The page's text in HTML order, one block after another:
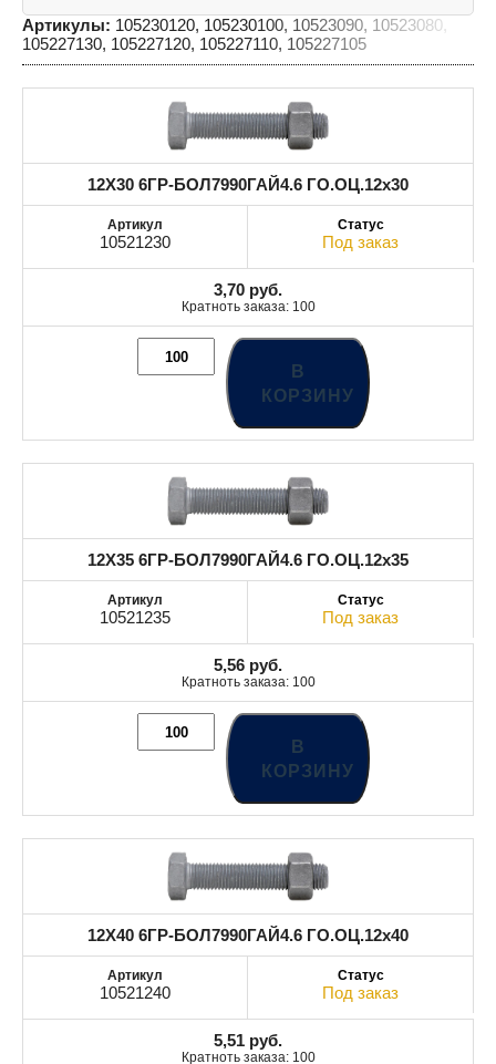
Артикулы: 105230120, 105230100, 10523090, 10523080,
105227130, 105227120, 105227110, 105227105
12X30 6ГР-БОЛ7990ГАЙ4.6 ГО.ОЦ.12x30
10521230 Под заказ
3,70 руб.
Кратноть заказа: 100
В
КОРЗИНУ
12X35 6ГР-БОЛ7990ГАЙ4.6 ГО.ОЦ.12x35
10521235 Под заказ
5,56 руб.
Кратноть заказа: 100
В
КОРЗИНУ
12X40 6ГР-БОЛ7990ГАЙ4.6 ГО.ОЦ.12x40
10521240 Под заказ
5,51 руб.
Кратноть заказа: 100